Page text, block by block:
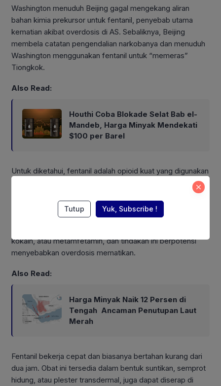
Washington menuduh Beijing gagal mengekang aliran
bahan kimia prekursor untuk fentanil, penyebab utama
kematian akibat overdosis di AS. Sebaliknya, Beijing
membela catatan pengendalian narkobanya dan menuduh
Washington menggunakan fentanil untuk “memeras”
Tiongkok.
Also Read:
Houthi Coba Blokade Selat Bab el-
Mandeb, Harga Minyak Mendekati
$100 per Barel
Untuk diketahui, fentanil adalah opioid kuat yang digunakan
sebagai analgesik (penghilang nyeri) dan obat bius (jika
Obat yang dicampurkan fentanil juga digunakan untuk
kokain, atau metamfetamin, dan tindakan ini berpotensi
menyebabkan overdosis mematikan.
Also Read:
Harga Minyak Naik 12 Persen di
Tengah Ancaman Penutupan Laut
Merah
Fentanil bekerja cepat dan biasanya bertahan kurang dari
dua jam. Obat ini tersedia dalam bentuk suntikan, semprot
hidung, atau plester transdermal, juga dapat diserap di
Tutup Yuk, Subscribe !